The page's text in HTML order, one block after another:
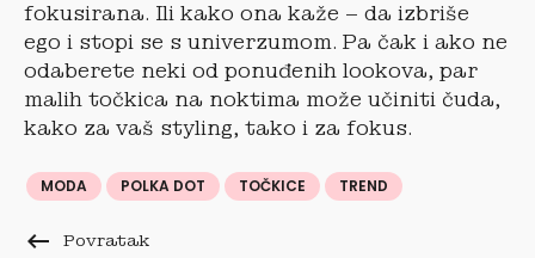
fokusirana. Ili kako ona kaže – da izbriše
ego i stopi se s univerzumom. Pa čak i ako ne
odaberete neki od ponuđenih lookova, par
malih točkica na noktima može učiniti čuda,
kako za vaš styling, tako i za fokus.
MODA POLKA DOT TOČKICE TREND
keyboard_backspace Povratak